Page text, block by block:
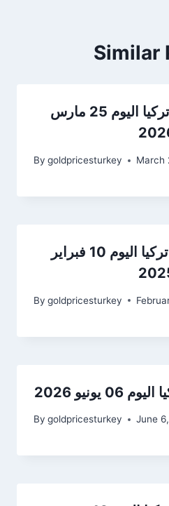
Similar
سعر الذهب في تركيا اليوم 25 مارس
By goldpricesturkey March
سعر الذهب في تركيا اليوم 10 فبراير
By goldpricesturkey
2026
By goldpricesturkey June